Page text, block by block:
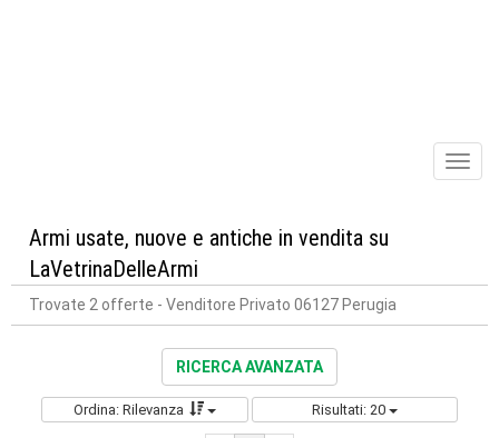
Armi usate, nuove e antiche in vendita su
LaVetrinaDelleArmi
Trovate 2 offerte - Venditore Privato 06127 Perugia
RICERCA AVANZATA
Ordina: Rilevanza Risultati: 20